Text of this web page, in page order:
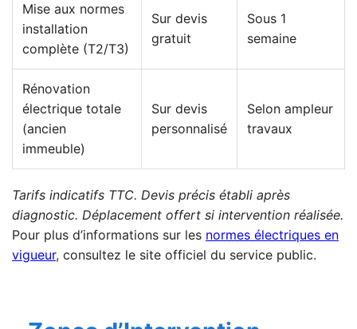
Mise aux normes
installation
complète (T2/T3)
Sur devis
gratuit
Sous 1
semaine
Rénovation
électrique totale
(ancien
immeuble)
Sur devis
personnalisé
Selon ampleur
travaux
Tarifs indicatifs TTC. Devis précis établi après
diagnostic. Déplacement offert si intervention réalisée.
Pour plus d’informations sur les normes électriques en
vigueur, consultez le site officiel du service public.